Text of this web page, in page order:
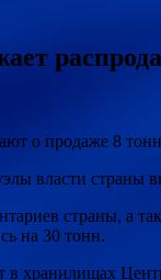
о продаже 8 тонн
власти страны
страны, а
на 30 тонн.